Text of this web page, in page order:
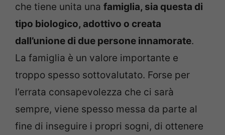
che tiene unita una famiglia, sia questa di
tipo biologico, adottivo o creata
dall’unione di due persone innamorate.
La famiglia è un valore importante e
troppo spesso sottovalutato. Forse per
l’errata consapevolezza che ci sarà
sempre, viene spesso messa da parte al
fine di inseguire i propri sogni, di ottenere